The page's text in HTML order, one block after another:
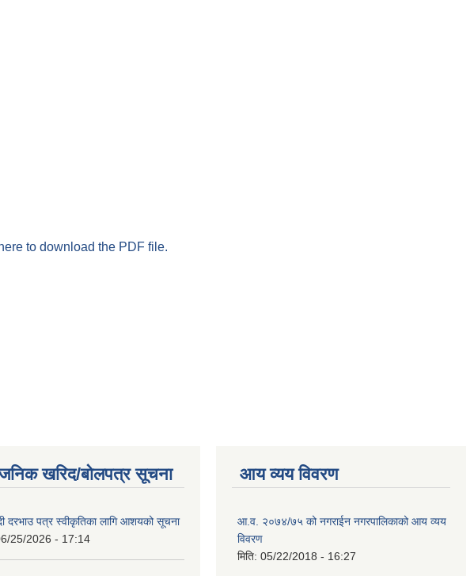
to download the PDF file.
खरिद/बोलपत्र सूचना
दरभाउ पत्र स्वीकृतिका लागि आशयको सूचना
25/2026 - 17:14
आय व्यय विवरण
आ.व. २०७४/७५ को नगराईन नगरपालिकाको आय व्यय
विवरण
मिति: 05/22/2018 - 16:27